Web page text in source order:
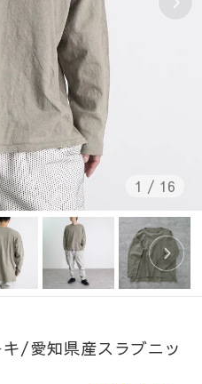
1 / 16
/愛知県産スラブニッ